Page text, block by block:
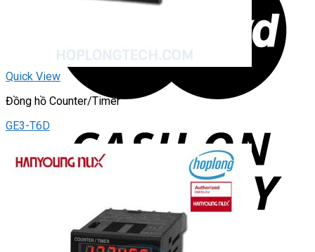
Quick View
Đồng hồ Counter/Timer
GE3-T6D